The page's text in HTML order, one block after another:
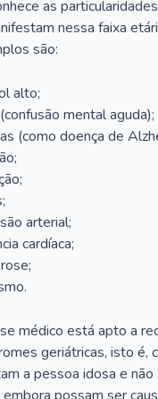
as
nessa faixa
são:
alto;
(confusão mental aguda);
(como doença de
arterial;
cardíaca;
médico está apto a
geriátricas, isto é,
a pessoa idosa e não